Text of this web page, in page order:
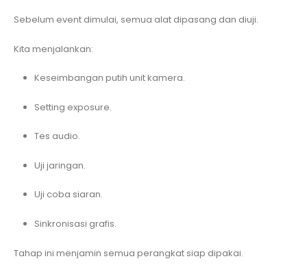
Sebelum event dimulai, semua alat dipasang dan diuji.
Kita menjalankan:
Keseimbangan putih unit kamera.
Setting exposure.
Tes audio.
Uji jaringan.
Uji coba siaran.
Sinkronisasi grafis.
Tahap ini menjamin semua perangkat siap dipakai.